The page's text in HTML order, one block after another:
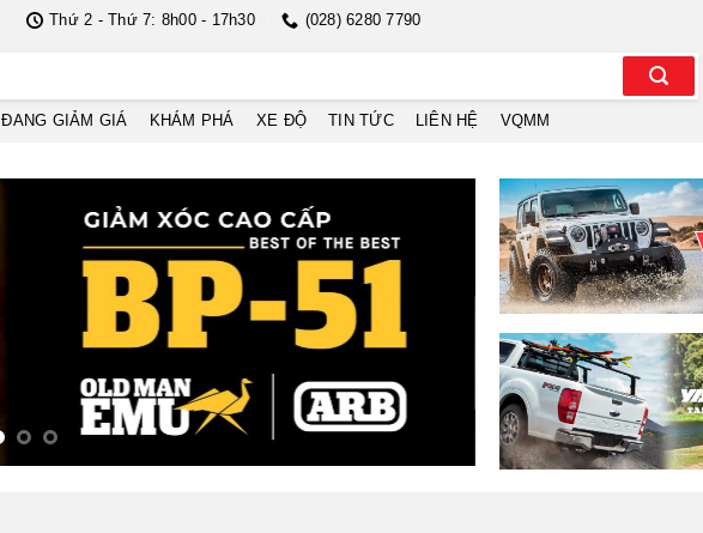
Thứ 2 - Thứ 7: 8h00 - 17h30 (028) 6280 7790
ĐANG GIẢM GIÁ KHÁM PHÁ XE ĐỘ TIN TỨC LIÊN HỆ VQMM